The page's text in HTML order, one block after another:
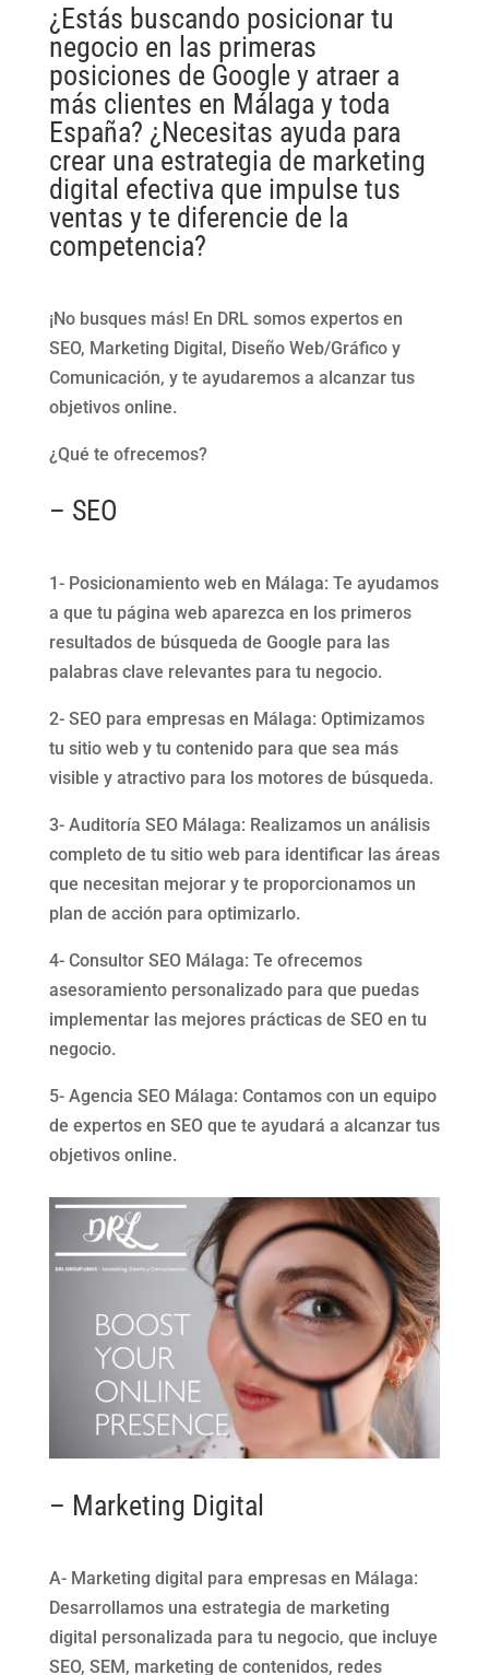
¿Estás buscando posicionar tu
negocio en las primeras
posiciones de Google y atraer a
más clientes en Málaga y toda
España? ¿Necesitas ayuda para
crear una estrategia de marketing
digital efectiva que impulse tus
ventas y te diferencie de la
competencia?
¡No busques más! En DRL somos expertos en
SEO, Marketing Digital, Diseño Web/Gráfico y
Comunicación, y te ayudaremos a alcanzar tus
objetivos online.
¿Qué te ofrecemos?
– SEO
1- Posicionamiento web en Málaga: Te ayudamos
a que tu página web aparezca en los primeros
resultados de búsqueda de Google para las
palabras clave relevantes para tu negocio.
2- SEO para empresas en Málaga: Optimizamos
tu sitio web y tu contenido para que sea más
visible y atractivo para los motores de búsqueda.
3- Auditoría SEO Málaga: Realizamos un análisis
completo de tu sitio web para identificar las áreas
que necesitan mejorar y te proporcionamos un
plan de acción para optimizarlo.
4- Consultor SEO Málaga: Te ofrecemos
asesoramiento personalizado para que puedas
implementar las mejores prácticas de SEO en tu
negocio.
5- Agencia SEO Málaga: Contamos con un equipo
de expertos en SEO que te ayudará a alcanzar tus
objetivos online.
– Marketing Digital
A- Marketing digital para empresas en Málaga:
Desarrollamos una estrategia de marketing
digital personalizada para tu negocio, que incluye
SEO, SEM, marketing de contenidos, redes